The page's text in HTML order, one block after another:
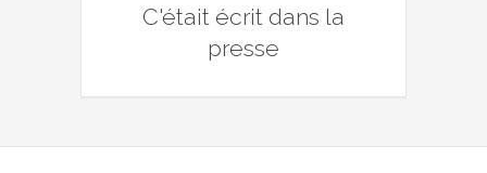
C'était écrit dans la
presse